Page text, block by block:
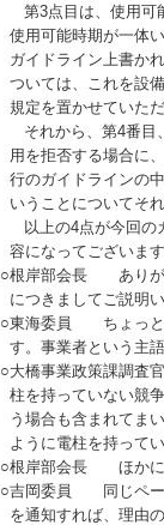
第3点目は、使用可
使用可能時期が一体
ガイドライン上書か
ついては、これを設
規定を置かせていた
それから、第4番目
用を拒否する場合に
行のガイドラインの
いうことについてそ
以上の4点が今回の
容になってございま
○根岸部会長 ありが
につきましてご説明
○東海委員 ちょっと念
す。事業者という主
○大橋事業政策課調査
柱を持っていない競
う場合も含まれてま
ように電柱を持って
○根岸部会長 ほかに
○吉岡委員 同じペー
を通知すれば、理由